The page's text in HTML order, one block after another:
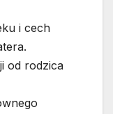
i cech
od rodzica